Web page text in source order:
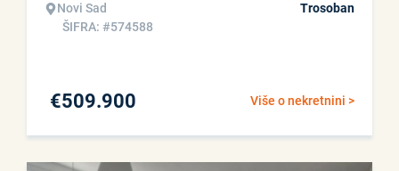
Novi Sad
ŠIFRA: #574588
Trosoban
Više o nekretnini >
€509.900